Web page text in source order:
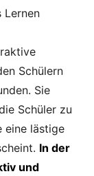
Lernen
Schülern
Sie
Schüler zu
eine lästige
In der
und